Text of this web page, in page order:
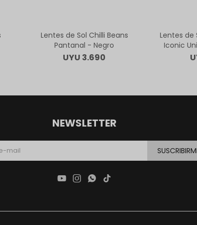
Lentes de Sol Chilli Beans
Pantanal - Negro
UYU 3.690
Lentes de
Iconic
NEWSLETTER
   